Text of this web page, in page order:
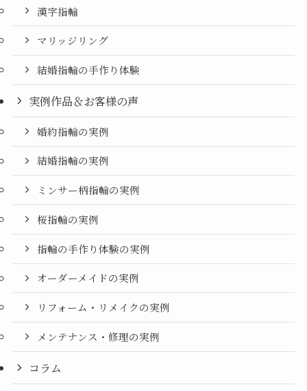
漢字指輪
マリッジリング
結婚指輪の手作り体験
実例作品＆お客様の声
婚約指輪の実例
結婚指輪の実例
ミンサー柄指輪の実例
桜指輪の実例
指輪の手作り体験の実例
オーダーメイドの実例
リフォーム・リメイクの実例
メンテナンス・修理の実例
コラム